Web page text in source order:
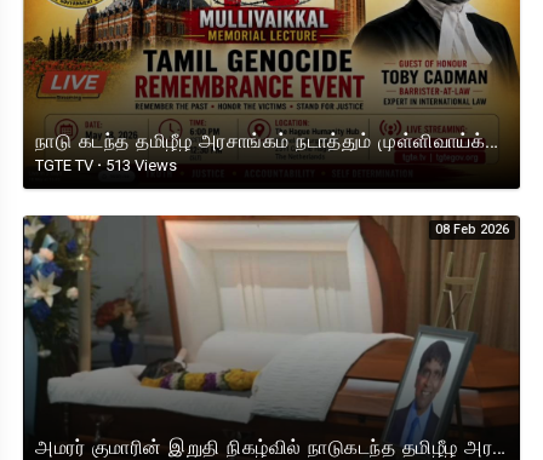
நாடு கடந்த தமிழீழ அரசாங்கம் நடாத்தும் முள்ளிவாய்க்கால் நினைவுப் பேருரை 2026 (Netherlands) நேரலை.
TGTE TV·513 Views
08 Feb 2026
அமரர் குமாரின் இறுதி நிகழ்வில் நாடுகடந்த தமிழீழ அரசாங்க பிரதமரின் இரங்கல் உரை